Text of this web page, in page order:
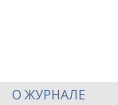
О ЖУРНАЛЕ